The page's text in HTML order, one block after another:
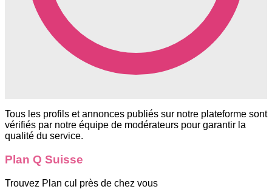
Tous les profils et annonces publiés sur notre plateforme sont
vérifiés par notre équipe de modérateurs pour garantir la
qualité du service.
Plan Q Suisse
Trouvez Plan cul près de chez vous